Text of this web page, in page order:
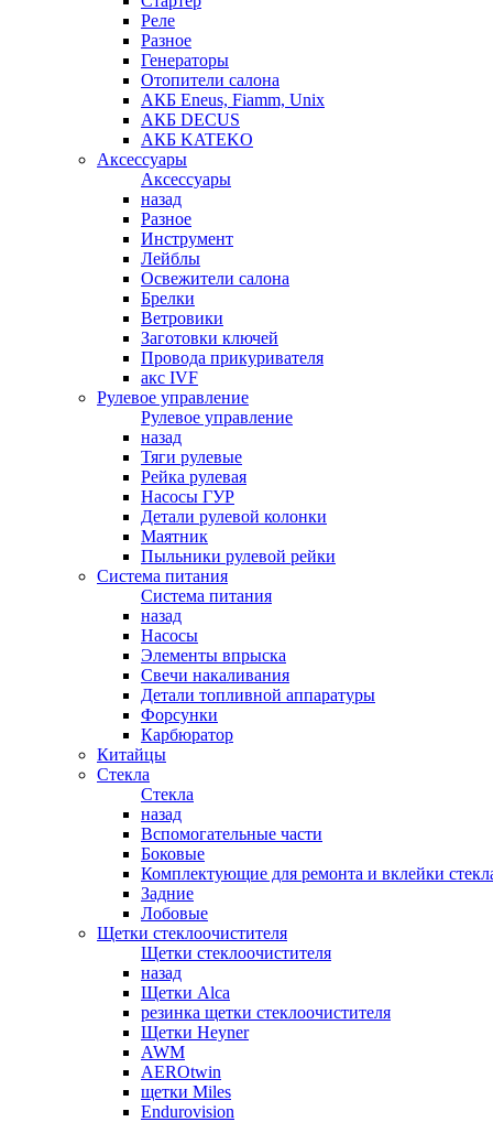
Реле
Разное
Генераторы
Отопители салона
АКБ Eneus, Fiamm, Unix
АКБ DECUS
АКБ KATEKO
Аксессуары
Аксессуары
назад
Разное
Инструмент
Лейблы
Освежители салона
Брелки
Ветровики
Заготовки ключей
Провода прикуривателя
акс IVF
Рулевое управление
Рулевое управление
назад
Тяги рулевые
Рейка рулевая
Насосы ГУР
Детали рулевой колонки
Маятник
Пыльники рулевой рейки
Система питания
Система питания
назад
Насосы
Элементы впрыска
Свечи накаливания
Детали топливной аппаратуры
Форсунки
Карбюратор
Китайцы
Стекла
Стекла
назад
Вспомогательные части
Боковые
Комплектующие для ремонта и вклейки
Задние
Лобовые
Щетки стеклоочистителя
Щетки стеклоочистителя
назад
Щетки Alca
резинка щетки стеклоочистителя
Щетки Heyner
AWM
AEROtwin
щетки Miles
Endurovision